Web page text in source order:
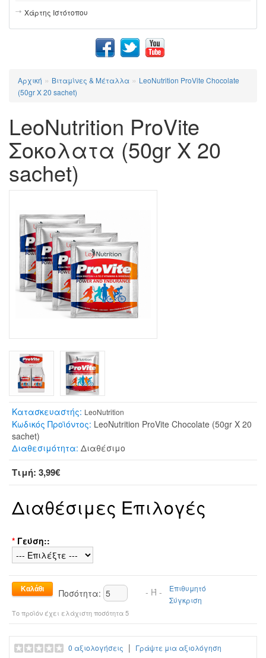
Χάρτης Ιστότοπου
Αρχική » Βιταμίνες & Μέταλλα » LeoNutrition ProVite Chocolate
(50gr X 20 sachet)
LeoNutrition ProVite
Σοκολατα (50gr X 20
sachet)
Κατασκευαστής: LeoNutrition
Κωδικός Προϊόντος: LeoNutrition ProVite Chocolate (50gr X 20
sachet)
Διαθεσιμότητα: Διαθέσιμο
Τιμή: 3,99€
Διαθέσιμες Επιλογές
* Γεύση::
Ποσότητα: - Ή -
Επιθυμητό
Σύγκριση
Το προϊόν έχει ελάχιστη ποσότητα 5
0 αξιολογήσεις | Γράψτε μια αξιολόγηση